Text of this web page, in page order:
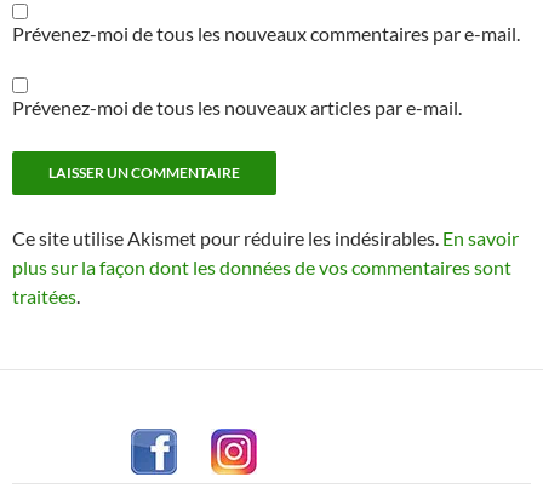
Prévenez-moi de tous les nouveaux commentaires par e-mail.
Prévenez-moi de tous les nouveaux articles par e-mail.
Ce site utilise Akismet pour réduire les indésirables. En savoir
plus sur la façon dont les données de vos commentaires sont
traitées.